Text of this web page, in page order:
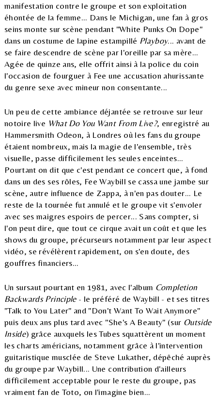
manifestation contre le groupe et son exploitation
éhontée de la femme... Dans le Michigan, une fan à gros
seins monte sur scène pendant "White Punks On Dope"
dans un costume de lapine estampillé Playboy... avant de
se faire descendre de scène par l'oreille par sa mère...
Agée de quinze ans, elle offrit ainsi à la police du coin
l'occasion de fourguer à Fee une accusation ahurissante
du genre sexe avec mineur non consentante...
Un peu de cette ambiance déjantée se retrouve sur leur
notoire live What Do You Want From Live?, enregistré au
Hammersmith Odeon, à Londres où les fans du groupe
étaient nombreux, mais la magie de l'ensemble, très
visuelle, passe difficilement les seules enceintes...
Pourtant on dit que c'est pendant ce concert que, à fond
dans un des ses rôles, Fee Waybill se cassa une jambe sur
scène, autre influence de Zappa, à n'en pas douter... Le
reste de la tournée fut annulé et le groupe vit s'envoler
avec ses maigres espoirs de percer... Sans compter, si
l'on peut dire, que tout ce cirque avait un coût et que les
shows du groupe, précurseurs notamment par leur aspect
vidéo, se révélèrent rapidement, on s'en doute, des
gouffres financiers...
Un sursaut pourtant en 1981, avec l'album Completion
Backwards Principle- le préféré de Waybill - et ses titres
"Talk to You Later" and "Don't Want To Wait Anymore"
puis deux ans plus tard avec "She's A Beauty" (sur Outside
Inside) grâce auxquels les Tubes squattèrent un moment
les charts américians, notamment grâce à l'intervention
guitaristique musclée de Steve Lukather, dépêché auprès
du groupe par Waybill... Une contribution d'ailleurs
difficilement acceptable pour le reste du groupe, pas
vraiment fan de Toto, on l'imagine bien...